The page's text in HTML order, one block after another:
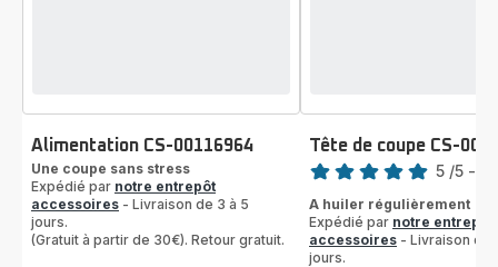
Alimentation CS-00116964
Une coupe sans stress
Expédié par notre entrepôt
accessoires - Livraison de 3 à 5
jours.
(Gratuit à partir de 30€). Retour gratuit.
Tête de coupe CS-
Note
5
étoiles
(moyenne)
5 /5 -
A huiler régulièrement
Expédié par notre entrepôt
accessoires - Livraison de
jours.